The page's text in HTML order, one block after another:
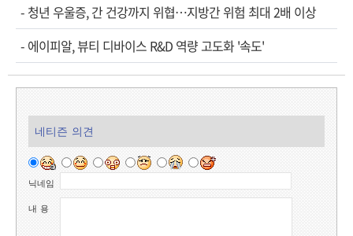
- 청년 우울증, 간 건강까지 위협…지방간 위험 최대 2배 이상
- 에이피알, 뷰티 디바이스 R&D 역량 고도화 '속도'
네티즌 의견
닉네임
내 용